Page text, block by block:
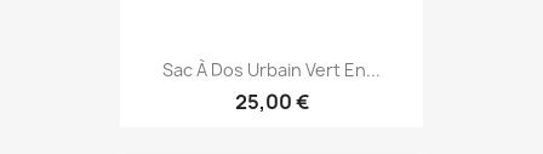
Sac À Dos Urbain Vert En...
25,00 €